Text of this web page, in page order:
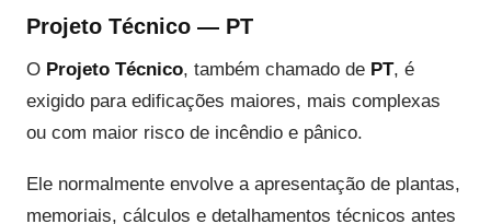
Projeto Técnico — PT
O Projeto Técnico, também chamado de PT, é
exigido para edificações maiores, mais complexas
ou com maior risco de incêndio e pânico.
Ele normalmente envolve a apresentação de plantas,
memoriais, cálculos e detalhamentos técnicos antes